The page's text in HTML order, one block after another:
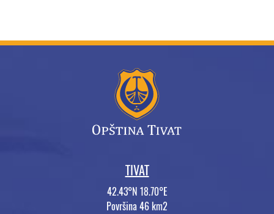
TIVAT
42.43°N 18.70°E
Površina 46 km2